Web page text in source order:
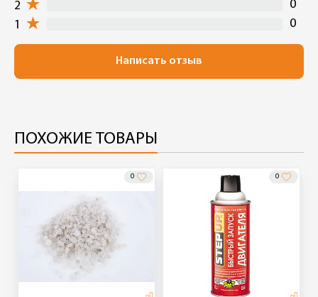
2
0
1
0
Написать отзыв
ПОХОЖИЕ ТОВАРЫ
0 0